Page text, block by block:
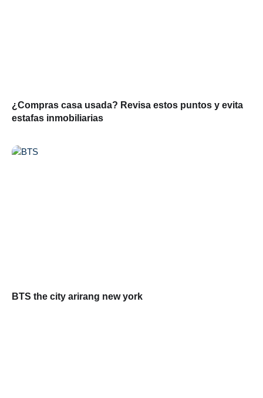
¿Compras casa usada? Revisa estos puntos y evita
estafas inmobiliarias
BTS the city arirang new york